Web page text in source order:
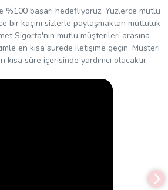
%100 başarı hedefliyoruz. Yüzlerce mutlu
bir kaçını sizlerle paylaşmaktan mutluluk
Sigorta'nın mutlu müşterileri arasına
en kısa sürede iletişime geçin. Müşteri
kısa süre içerisinde yardımcı olacaktır.